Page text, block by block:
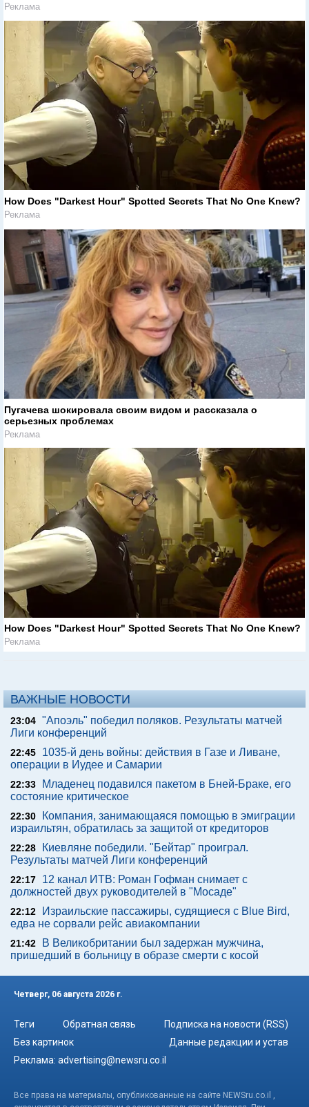
Реклама
How Does "Darkest Hour" Spotted Secrets That No One Knew?
Реклама
Пугачева шокировала своим видом и рассказала о
серьезных проблемах
Реклама
How Does "Darkest Hour" Spotted Secrets That No One Knew?
Реклама
ВАЖНЫЕ НОВОСТИ
23:04 "Апоэль" победил поляков. Результаты матчей
Лиги конференций
22:45
1035-й день войны: действия в Газе и Ливане,
операции в Иудее и Самарии
22:33
Младенец подавился пакетом в Бней-Браке, его
состояние критическое
22:30
Компания, занимающаяся помощью в эмиграции
израильтян, обратилась за защитой от кредиторов
22:28
Киевляне победили. "Бейтар" проиграл.
Результаты матчей Лиги конференций
22:17
12 канал ИТВ: Роман Гофман снимает с
должностей двух руководителей в "Мосаде"
22:12
Израильские пассажиры, судящиеся с Blue Bird,
едва не сорвали рейс авиакомпании
21:42
В Великобритании был задержан мужчина,
пришедший в больницу в образе смерти с косой
Четверг, 06 августа 2026 г.
Теги Обратная связь
Подписка на новости (RSS)
Без картинок
Данные редакции и устав
Реклама: advertising@newsru.co.il
Все права на материалы, опубликованные на сайте NEWSru.co.il ,